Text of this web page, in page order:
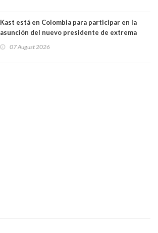
Kast está en Colombia para participar en la
asunción del nuevo presidente de extrema
07 August 2026